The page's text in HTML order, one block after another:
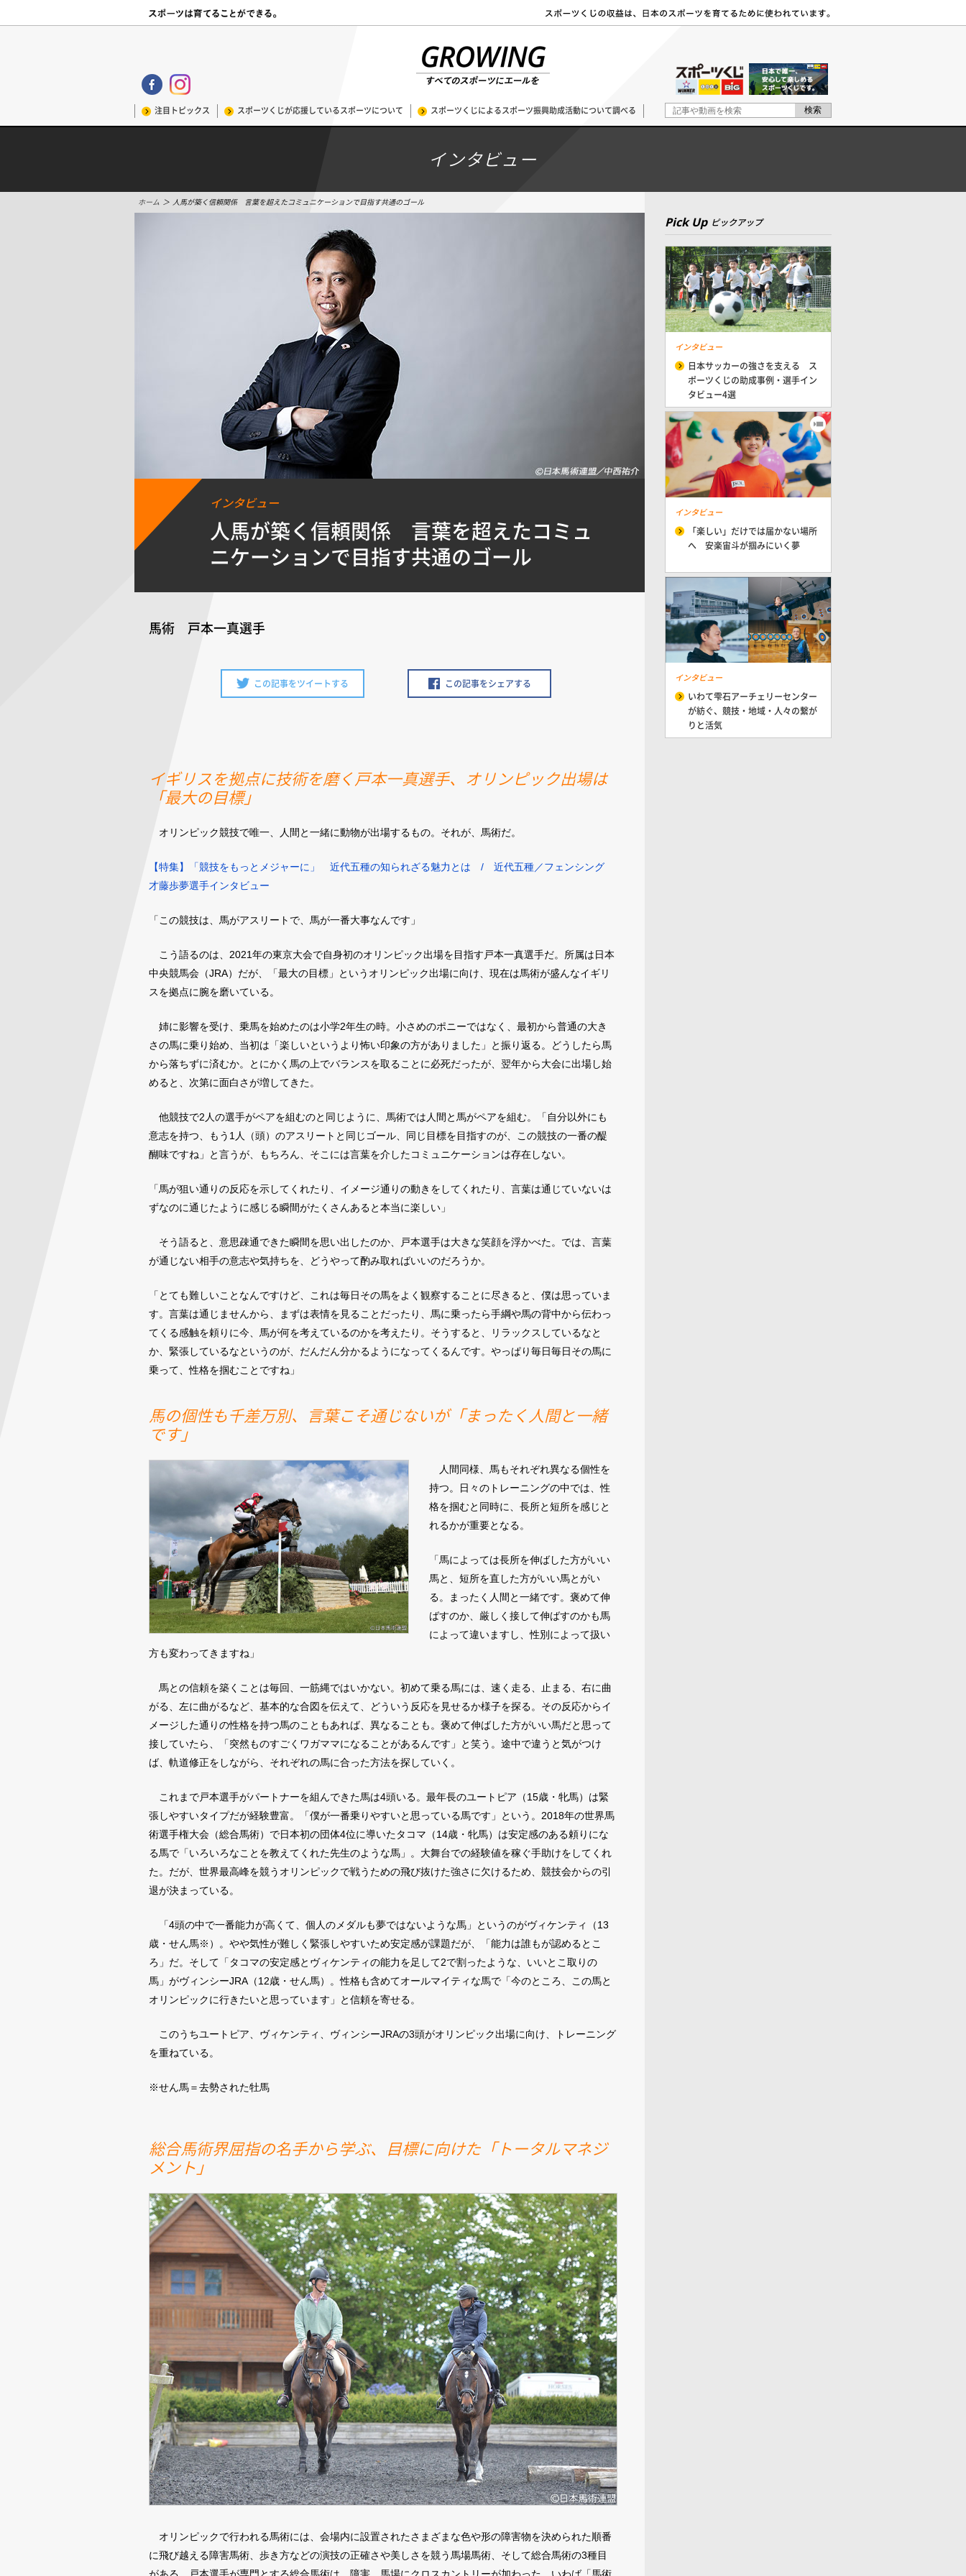
注目トピックス スポーツくじが応援しているスポーツについて スポーツくじによるスポーツ振興助成活動について調べる
インタビュー
ホーム ＞ 人馬が築く信頼関係 言葉を超えたコミュニケーションで目指す共通のゴール
インタビュー
人馬が築く信頼関係 言葉を超えたコミュ
ニケーションで目指す共通のゴール
馬術 戸本一真選手
この記事をツイートする この記事をシェアする
イギリスを拠点に技術を磨く戸本一真選手、オリンピック出場は
「最大の目標」
オリンピック競技で唯一、人間と一緒に動物が出場するもの。それが、馬術だ。
【特集】「競技をもっとメジャーに」 近代五種の知られざる魅力とは / 近代五種／フェンシング
才藤歩夢選手インタビュー
「この競技は、馬がアスリートで、馬が一番大事なんです」
こう語るのは、2021年の東京大会で自身初のオリンピック出場を目指す戸本一真選手だ。所属は日本
中央競馬会（JRA）だが、「最大の目標」というオリンピック出場に向け、現在は馬術が盛んなイギリ
スを拠点に腕を磨いている。
姉に影響を受け、乗馬を始めたのは小学2年生の時。小さめのポニーではなく、最初から普通の大き
さの馬に乗り始め、当初は「楽しいというより怖い印象の方がありました」と振り返る。どうしたら馬
から落ちずに済むか。とにかく馬の上でバランスを取ることに必死だったが、翌年から大会に出場し始
めると、次第に面白さが増してきた。
他競技で2人の選手がペアを組むのと同じように、馬術では人間と馬がペアを組む。「自分以外にも
意志を持つ、もう1人（頭）のアスリートと同じゴール、同じ目標を目指すのが、この競技の一番の醍
醐味ですね」と言うが、もちろん、そこには言葉を介したコミュニケーションは存在しない。
「馬が狙い通りの反応を示してくれたり、イメージ通りの動きをしてくれたり、言葉は通じていないは
ずなのに通じたように感じる瞬間がたくさんあると本当に楽しい」
そう語ると、意思疎通できた瞬間を思い出したのか、戸本選手は大きな笑顔を浮かべた。では、言葉
が通じない相手の意志や気持ちを、どうやって酌み取ればいいのだろうか。
「とても難しいことなんですけど、これは毎日その馬をよく観察することに尽きると、僕は思っていま
す。言葉は通じませんから、まずは表情を見ることだったり、馬に乗ったら手綱や馬の背中から伝わっ
てくる感触を頼りに今、馬が何を考えているのかを考えたり。そうすると、リラックスしているなと
か、緊張しているなというのが、だんだん分かるようになってくるんです。やっぱり毎日毎日その馬に
乗って、性格を掴むことですね」
馬の個性も千差万別、言葉こそ通じないが「まったく人間と一緒
です」
人間同様、馬もそれぞれ異なる個性を
持つ。日々のトレーニングの中では、性
格を掴むと同時に、長所と短所を感じと
れるかが重要となる。
「馬によっては長所を伸ばした方がいい
馬と、短所を直した方がいい馬とがい
る。まったく人間と一緒です。褒めて伸
ばすのか、厳しく接して伸ばすのかも馬
によって違いますし、性別によって扱い
方も変わってきますね」
馬との信頼を築くことは毎回、一筋縄ではいかない。初めて乗る馬には、速く走る、止まる、右に曲
がる、左に曲がるなど、基本的な合図を伝えて、どういう反応を見せるか様子を探る。その反応からイ
メージした通りの性格を持つ馬のこともあれば、異なることも。褒めて伸ばした方がいい馬だと思って
接していたら、「突然ものすごくワガママになることがあるんです」と笑う。途中で違うと気がつけ
ば、軌道修正をしながら、それぞれの馬に合った方法を探していく。
これまで戸本選手がパートナーを組んできた馬は4頭いる。最年長のユートピア（15歳・牝馬）は緊
張しやすいタイプだが経験豊富。「僕が一番乗りやすいと思っている馬です」という。2018年の世界馬
術選手権大会（総合馬術）で日本初の団体4位に導いたタコマ（14歳・牝馬）は安定感のある頼りにな
る馬で「いろいろなことを教えてくれた先生のような馬」。大舞台での経験値を稼ぐ手助けをしてくれ
た。だが、世界最高峰を競うオリンピックで戦うための飛び抜けた強さに欠けるため、競技会からの引
退が決まっている。
「4頭の中で一番能力が高くて、個人のメダルも夢ではないような馬」というのがヴィケンティ（13
歳・せん馬※）。やや気性が難しく緊張しやすいため安定感が課題だが、「能力は誰もが認めるとこ
ろ」だ。そして「タコマの安定感とヴィケンティの能力を足して2で割ったような、いいとこ取りの
馬」がヴィンシーJRA（12歳・せん馬）。性格も含めてオールマイティな馬で「今のところ、この馬と
オリンピックに行きたいと思っています」と信頼を寄せる。
このうちユートピア、ヴィケンティ、ヴィンシーJRAの3頭がオリンピック出場に向け、トレーニング
を重ねている。
※せん馬＝去勢された牡馬
総合馬術界屈指の名手から学ぶ、目標に向けた「トータルマネジ
メント」
オリンピックで行われる馬術には、会場内に設置されたさまざまな色や形の障害物を決められた順番
に飛び越える障害馬術、歩き方などの演技の正確さや美しさを競う馬場馬術、そして総合馬術の3種目
Pick Up ピックアップ
インタビュー
日本サッカーの強さを支える ス
ポーツくじの助成事例・選手イン
タビュー4選
インタビュー
「楽しい」だけでは届かない場所
へ 安楽宙斗が掴みにいく夢
インタビュー
いわて雫石アーチェリーセンター
が紡ぐ、競技・地域・人々の繋が
りと活気